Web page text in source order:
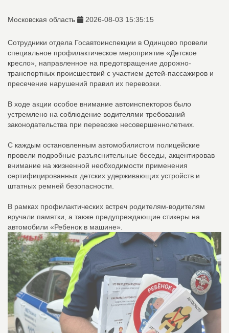
Московская область 2026-08-03 15:35:15
Сотрудники отдела Госавтоинспекции в Одинцово провели
специальное профилактическое мероприятие «Детское
кресло», направленное на предотвращение дорожно-
транспортных происшествий с участием детей-пассажиров и
пресечение нарушений правил их перевозки.
В ходе акции особое внимание автоинспекторов было
устремлено на соблюдение водителями требований
законодательства при перевозке несовершеннолетних.
С каждым остановленным автомобилистом полицейские
провели подробные разъяснительные беседы, акцентировав
внимание на жизненной необходимости применения
сертифицированных детских удерживающих устройств и
штатных ремней безопасности.
В рамках профилактических встреч родителям-водителям
вручали памятки, а также предупреждающие стикеры на
автомобили «Ребенок в машине».